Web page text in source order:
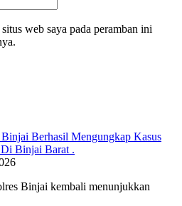
web saya pada peramban ini
Berhasil Mengungkap Kasus
Binjai Barat .
Binjai kembali menunjukkan